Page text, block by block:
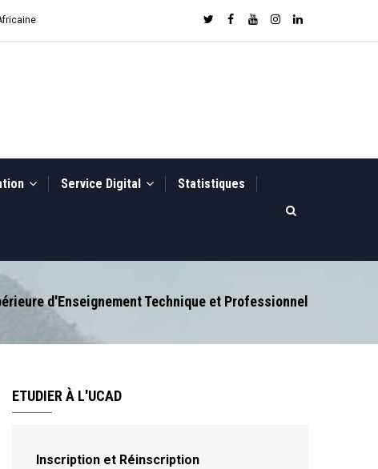
Service Digital Statistiques
d'Enseignement Technique et Professionnel
ETUDIER À L'UCAD
Inscription et Réinscription